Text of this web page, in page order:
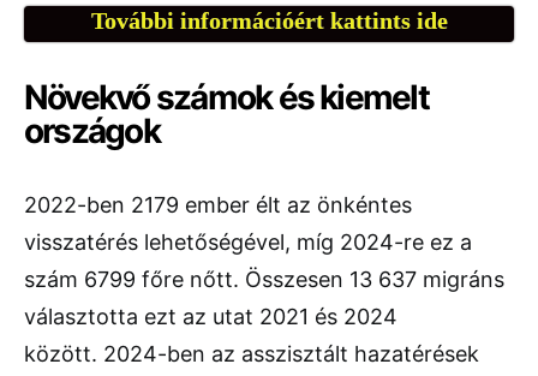
További információért kattints ide
Növekvő számok és kiemelt
országok
2022-ben 2179 ember élt az önkéntes
visszatérés lehetőségével, míg 2024-re ez a
szám 6799 főre nőtt. Összesen 13 637 migráns
választotta ezt az utat 2021 és 2024
között. 2024-ben az asszisztált hazatérések